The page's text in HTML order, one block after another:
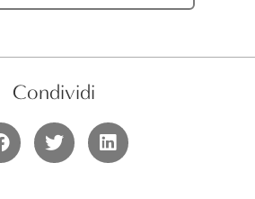
Condividi